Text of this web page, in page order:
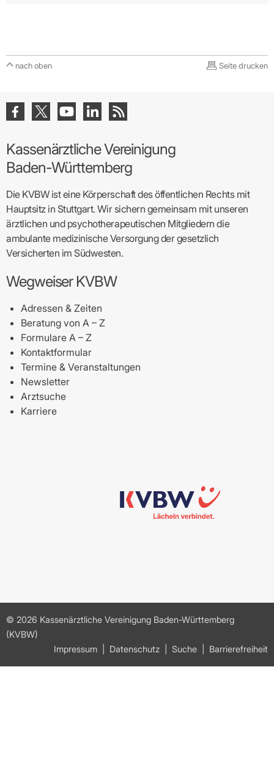
nach oben Seite drucken
Kassenärztliche Vereinigung
Baden-Württemberg
Die KVBW ist eine Körperschaft des öffentlichen Rechts mit
Hauptsitz in Stuttgart. Wir sichern gemeinsam mit unseren
ärztlichen und psychotherapeutischen Mitgliedern die
ambulante medizinische Versorgung der gesetzlich
Versicherten im Südwesten.
Wegweiser KVBW
Adressen & Zeiten
Beratung von A – Z
Formulare A – Z
Kontaktformular
Termine & Veranstaltungen
Newsletter
Arztsuche
Karriere
© 2026 Kassenärztliche Vereinigung Baden-Württemberg
(KVBW)
Impressum
Datenschutz Suche Barrierefreiheit